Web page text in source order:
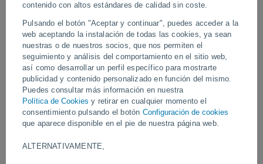
contenido con altos estándares de calidad sin coste.
Pulsando el botón "Aceptar y continuar", puedes acceder a la
web aceptando la instalación de todas las cookies, ya sean
nuestras o de nuestros socios, que nos permiten el
seguimiento y análisis del comportamiento en el sitio web,
así como desarrollar un perfil específico para mostrarte
publicidad y contenido personalizado en función del mismo.
Puedes consultar más información en nuestra
Política de Cookies y retirar en cualquier momento el
consentimiento pulsando el botón Configuración de cookies
que aparece disponible en el pie de nuestra página web.
ALTERNATIVAMENTE,
Una gran ventisca sepulta la ciudad
rusa de Noyabrsk en pleno mes de
mayo
En muy pocas horas se acumularon hasta medio metro de nieve,
registrándose fuertes ráfagas de viento y temperaturas propias del
invierno ártico.
Vídeos
Hace 12 minutos